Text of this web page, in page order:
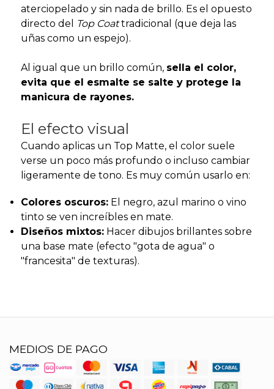
aterciopelado y sin nada de brillo. Es el opuesto
directo del
Top Coattradicional (que deja las
uñas como un espejo).
Al igual que un brillo común, sella el color,
evita que el esmalte se salte y protege la
manicura de rayones.
El efecto visual
Cuando aplicas un Top Matte, el color suele
verse un poco más profundo o incluso cambiar
ligeramente de tono. Es muy común usarlo en:
Colores oscuros:El negro, azul marino o vino
tinto se ven increíbles en mate.
Diseños mixtos:Hacer dibujos brillantes sobre
una base mate (efecto "gota de agua" o
"francesita" de texturas).
MEDIOS DE PAGO